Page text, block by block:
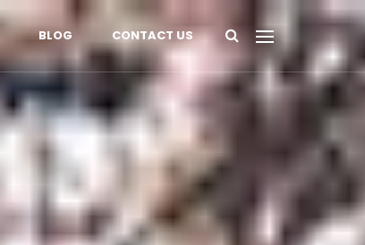
BLOG CONTACT US